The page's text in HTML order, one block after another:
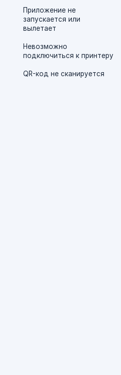
Приложение не
запускается или
вылетает
Невозможно
подключиться к принтеру
QR-код не сканируется